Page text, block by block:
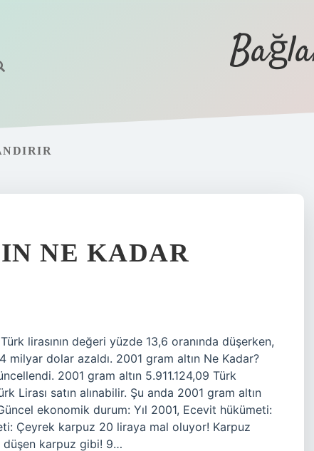
NE KADAR
lirasının değeri yüzde 13,6 oranında düşerken,
milyar dolar azaldı. 2001 gram altın Ne Kadar?
2001 gram altın 5.911.124,09 Türk
Lirası satın alınabilir. Şu anda 2001 gram altın
ekonomik durum: Yıl 2001, Ecevit hükümeti:
Çeyrek karpuz 20 liraya mal oluyor! Karpuz
düşen karpuz gibi! 9…